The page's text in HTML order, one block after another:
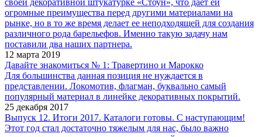
своей декоративной штукатурке «Стоун», что дает ей
огромные преимущества перед другими материалами на
рынке, но в то же время делает ее неподходящей для создания
различного рода барельефов. Именно такую задачу нам
поставили два наших партнера.
12 марта 2019
Давайте знакомиться № 1: ​​​​​​​Травертино и Марокко
Для большинства данная позиция не нуждается в
представлении. Локомотив, флагман, буквально самый
популярный материал в линейке декоративных покрытий.
25 декабря 2017
Выпуск 12. Итоги 2017. Каталоги готовы. С наступающим!
Этот год стал достаточно тяжелым для нас, было важно